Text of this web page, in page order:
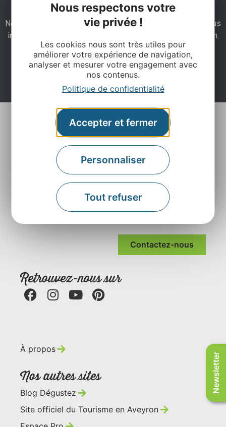
Nous respectons votre
vie privée !
Les cookies nous sont très utiles pour
améliorer votre expérience de navigation,
analyser et mesurer votre engagement avec
nos contenus.
Politique de confidentialité
Accepter et fermer
Personnaliser
Tout refuser
Ne manquez pas notre newsletter mensuelle et laissez-vous
inspirer pour profiter pleinement de votre séjour en Aveyron.
Je m'abonne ici
Agence Départementale de l’Attractivité et du
Tourisme de l’Aveyron
Contactez-nous
Retrouvez-nous sur
À propos
Nos autres sites
Blog Dégustez
Site officiel du Tourisme en Aveyron
Newsletter